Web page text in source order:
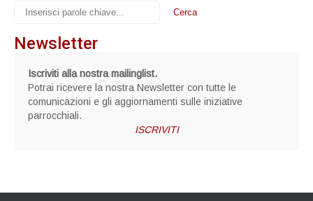
Newsletter
Iscriviti alla nostra mailinglist.
Potrai ricevere la nostra Newsletter con tutte le
comunicazioni e gli aggiornamenti sulle iniziative
parrocchiali.
ISCRIVITI